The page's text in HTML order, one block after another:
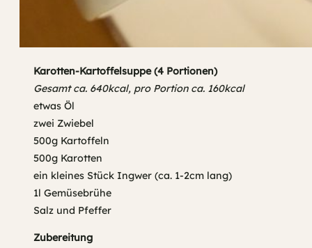
Karotten-Kartoffelsuppe (4 Portionen)
Gesamt ca. 640kcal, pro Portion ca. 160kcal
etwas Öl
zwei Zwiebel
500g Kartoffeln
500g Karotten
ein kleines Stück Ingwer (ca. 1-2cm lang)
1l Gemüsebrühe
Salz und Pfeffer
Zubereitung